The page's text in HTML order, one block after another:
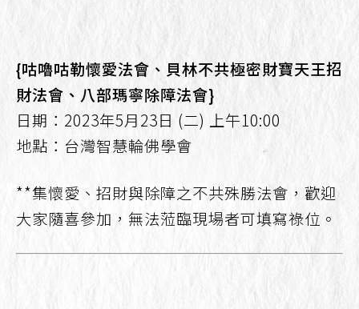
{咕嚕咕勒懷愛法會、貝林不共極密財寶天王招
財法會、八部瑪寧除障法會}
日期：2023年5月23日 (二) 上午10:00
地點：台灣智慧輪佛學會
**集懷愛、招財與除障之不共殊勝法會，歡迎
大家隨喜參加，無法蒞臨現場者可填寫祿位。